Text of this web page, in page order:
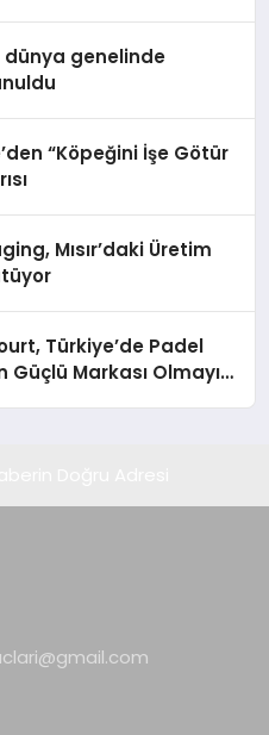
dünya genelinde
“Köpeğini İşe Götür
Mısır’daki Üretim
Türkiye’de Padel
Güçlü Markası Olmayı